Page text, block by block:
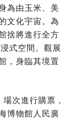
為由玉米、美
文化宇宙。為
捨將進行全方
式空間。觀展
，身臨其境置
次進行購票，
博物館人民廣